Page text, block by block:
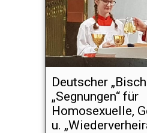
Deutscher
„Segnungen“ für
Homosexuelle,
u.